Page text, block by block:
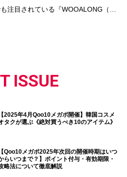
注目されている『WOOALONG（…
ISSUE
【2025年4月Qoo10メガポ開催】韓国コスメ
タクが選ぶ《絶対買うべき10のアイテム》
【Qoo10メガポ2025年次回の開催時期はいつ
らいつまで？】ポイント付与・有効期限・
略法について徹底解説